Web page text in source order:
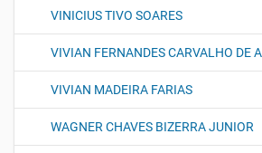
VINICIUS TIVO SOARES
VIVIAN FERNANDES CARVALHO DE
VIVIAN MADEIRA FARIAS
WAGNER CHAVES BIZERRA JUNIOR